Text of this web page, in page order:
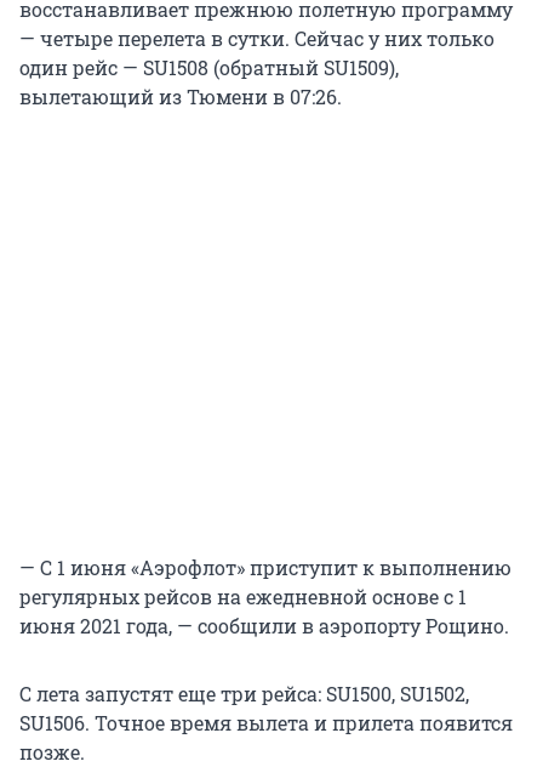
восстанавливает прежнюю полетную программу
— четыре перелета в сутки. Сейчас у них только
один рейс — SU1508 (обратный SU1509),
вылетающий из Тюмени в 07:26.
— С 1 июня «Аэрофлот» приступит к выполнению
регулярных рейсов на ежедневной основе с 1
июня 2021 года, — сообщили в аэропорту Рощино.
С лета запустят еще три рейса: SU1500, SU1502,
SU1506. Точное время вылета и прилета появится
позже.